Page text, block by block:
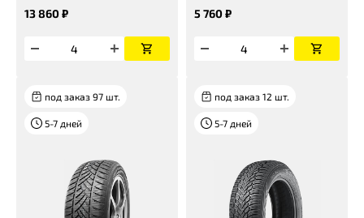
13 860 ₽ 5 760 ₽
под заказ 97 шт.
5-7 дней
под заказ 12 шт.
5-7 дней